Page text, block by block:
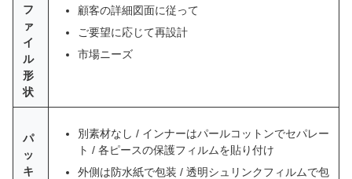
フ
ァ
イ
ル
形
状
顧客の詳細図面に従って
ご要望に応じて再設計
市場ニーズ
パ
ッ
キ
別素材なし / インナーはパールコットンでセパレー
ト / 各ピースの保護フィルムを貼り付け
外側は防水紙で包装 / 透明シュリンクフィルムで包